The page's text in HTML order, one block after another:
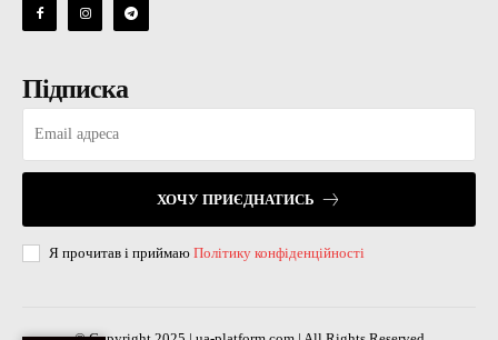
Підписка
ХОЧУ ПРИЄДНАТИСЬ
Я прочитав і приймаю Політику конфіденційності